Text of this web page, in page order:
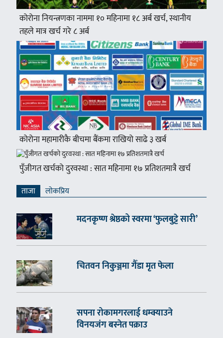
कोरोना नियन्त्रणका नाममा १० महिनामा १८ अर्ब खर्च, स्थानीय
तहले मात्र खर्च गरे ८ अर्ब
कोरोना महामारीकै बीचमा बैंकमा राखियो साढे ३ खर्ब
पुँजीगत खर्चको दुरवस्था : सात महिनामा १७ प्रतिशतमात्रै खर्च
ताजा लाेकप्रिय
मदनकृष्ण श्रेष्ठको स्वरमा ‘फुलबुट्टे सारी’
चितवन निकुञ्जमा गैँडा मृत फेला
सपना रोकामगरलाई धम्क्याउने
विनयजंग बस्नेत पक्राउ